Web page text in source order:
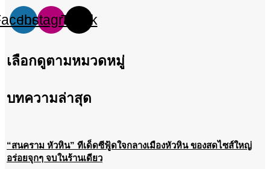
InstagramTiktok
เลือกดูตามหมวดหมู่
บทความล่าสุด
“สนคราม หัวหิน” ทีเด็ดซีฟู้ดใจกลางเมืองหัวหิน ของสดไซส์ใหญ่
อร่อยจุกๆ จบในร้านเดียว